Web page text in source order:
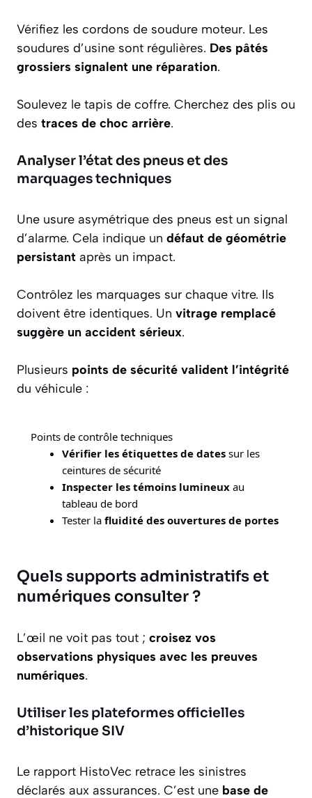
Vérifiez les cordons de soudure moteur. Les
soudures d’usine sont régulières. Des pâtés
grossiers signalent une réparation.
Soulevez le tapis de coffre. Cherchez des plis ou
des traces de choc arrière.
Analyser l’état des pneus et des
marquages techniques
Une usure asymétrique des pneus est un signal
d’alarme. Cela indique un défaut de géométrie
persistant après un impact.
Contrôlez les marquages sur chaque vitre. Ils
doivent être identiques. Un vitrage remplacé
suggère un accident sérieux.
Plusieurs points de sécurité valident l’intégrité
du véhicule :
Points de contrôle techniques
Vérifier les étiquettes de dates sur les
ceintures de sécurité
Inspecter les témoins lumineux au
tableau de bord
Tester la fluidité des ouvertures de portes
Quels supports administratifs et
numériques consulter ?
L’œil ne voit pas tout ; croisez vos
observations physiques avec les preuves
numériques.
Utiliser les plateformes officielles
d’historique SIV
Le rapport HistoVec retrace les sinistres
déclarés aux assurances. C’est une base de